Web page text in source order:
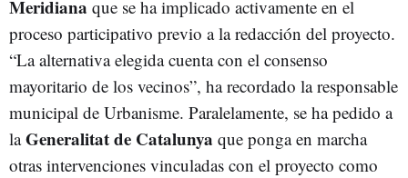
Meridiana que se ha implicado activamente en el
proceso participativo previo a la redacción del proyecto.
“La alternativa elegida cuenta con el consenso
mayoritario de los vecinos”, ha recordado la responsable
municipal de Urbanisme. Paralelamente, se ha pedido a
laGeneralitat de Catalunya que ponga en marcha
otras intervenciones vinculadas con el proyecto como